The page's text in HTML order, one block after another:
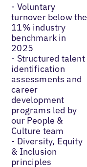
- Voluntary
turnover below the
11% industry
benchmark in
2025
- Structured talent
identification
assessments and
career
development
programs led by
our People &
Culture team
- Diversity, Equity
& Inclusion
principles